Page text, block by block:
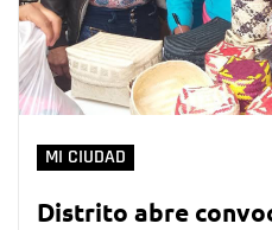
MI CIUDAD
Distrito abre